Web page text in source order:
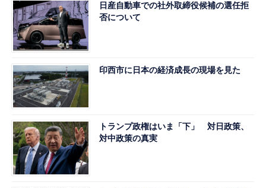
日産自動車での社外取締役候補の選任拒
否について
印西市に日本の経済成長の現場を見た
トランプ政権はいま「下」 対日政策、
対中政策の真実